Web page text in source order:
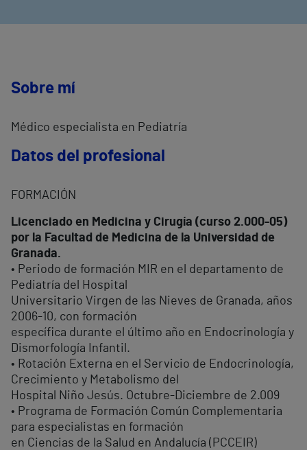
Sobre mí
Médico especialista en Pediatría
Datos del profesional
FORMACIÓN
Licenciado en Medicina y Cirugía (curso 2.000-05)
por la Facultad de Medicina de la Universidad de
Granada.
• Periodo de formación MIR en el departamento de
Pediatría del Hospital
Universitario Virgen de las Nieves de Granada, años
2006-10, con formación
específica durante el último año en Endocrinología y
Dismorfología Infantil.
• Rotación Externa en el Servicio de Endocrinología,
Crecimiento y Metabolismo del
Hospital Niño Jesús. Octubre-Diciembre de 2.009
• Programa de Formación Común Complementaria
para especialistas en formación
en Ciencias de la Salud en Andalucía (PCCEIR)